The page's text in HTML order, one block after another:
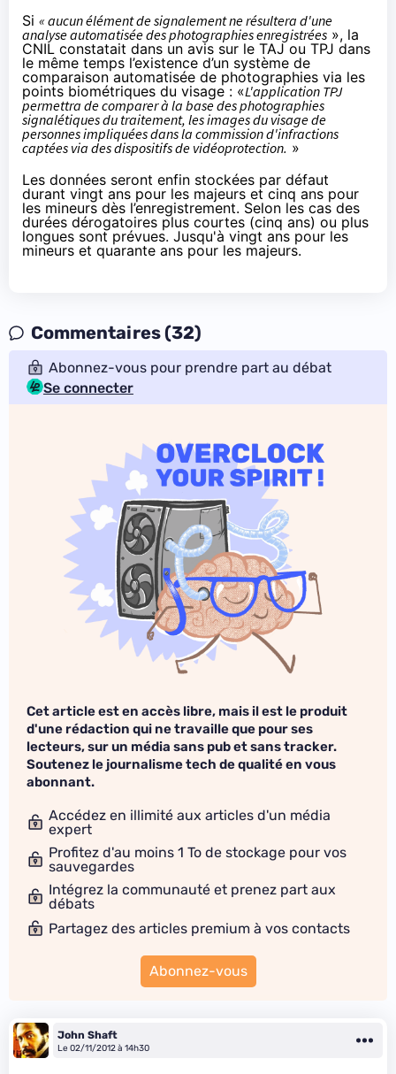
Si « aucun élément de signalement ne résultera d'une
analyse automatisée des photographies enregistrées », la
CNIL constatait dans un avis sur le TAJ ou TPJ dans
le même temps l’existence d’un système de
comparaison automatisée de photographies via les
points biométriques du visage : «L'application TPJ
permettra de comparer à la base des photographies
signalétiques du traitement, les images du visage de
personnes impliquées dans la commission d'infractions
captées via des dispositifs de vidéoprotection. »
Les données seront enfin stockées par défaut
durant vingt ans pour les majeurs et cinq ans pour
les mineurs dès l’enregistrement. Selon les cas des
durées dérogatoires plus courtes (cinq ans) ou plus
longues sont prévues. Jusqu'à vingt ans pour les
mineurs et quarante ans pour les majeurs.
Commentaires (32)
Abonnez-vous pour prendre part au débat
Se connecter
Cet article est en accès libre, mais il est le produit
d'une rédaction qui ne travaille que pour ses
lecteurs, sur un média sans pub et sans tracker.
Soutenez le journalisme tech de qualité en vous
abonnant.
Accédez en illimité aux articles d'un média
expert
Profitez d'au moins 1 To de stockage pour vos
sauvegardes
Intégrez la communauté et prenez part aux
débats
Partagez des articles premium à vos contacts
Abonnez-vous
John Shaft
Le 02/11/2012 à 14h30